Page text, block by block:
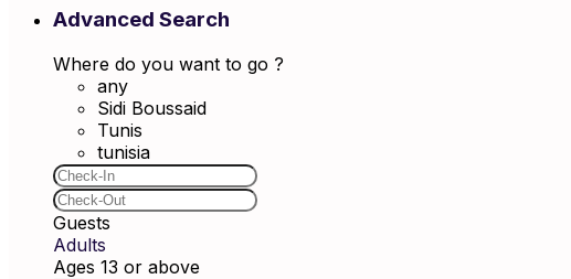
Advanced Search
Where do you want to go ?
any
Sidi Boussaid
Tunis
tunisia
Guests
Adults
Ages 13 or above